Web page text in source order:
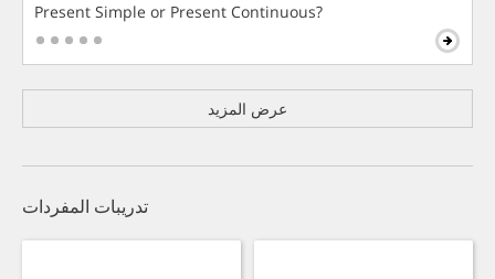
Present Simple or Present Continuous?
عرض المزيد
تدريبات المفردات